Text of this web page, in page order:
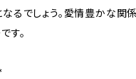
るでしょう。愛情豊かな関
す。